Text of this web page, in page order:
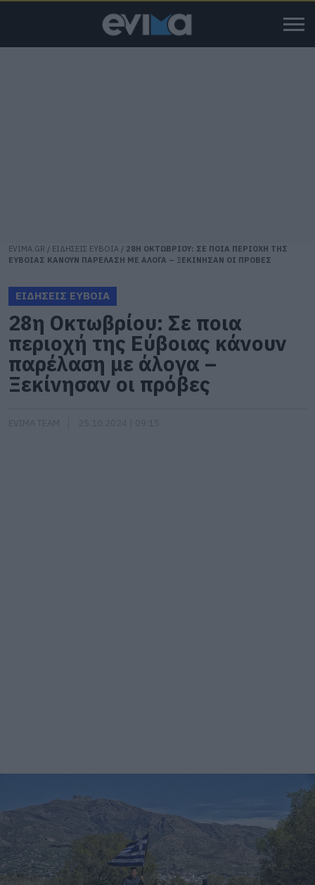
EVIMA.GR / ΕΙΔΗΣΕΙΣ ΕΥΒΟΙΑ / 28Η ΟΚΤΩΒΡΙΟΥ: ΣΕ ΠΟΙΑ ΠΕΡΙΟΧΗ ΤΗΣ
ΕΥΒΟΙΑΣ ΚΑΝΟΥΝ ΠΑΡΕΛΑΣΗ ΜΕ ΑΛΟΓΑ – ΞΕΚΙΝΗΣΑΝ ΟΙ ΠΡΟΒΕΣ
ΕΙΔΗΣΕΙΣ ΕΥΒΟΙΑ
28η Οκτωβρίου: Σε ποια
περιοχή της Εύβοιας κάνουν
παρέλαση με άλογα –
Ξεκίνησαν οι πρόβες